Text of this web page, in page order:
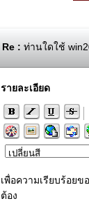
Re : ท่านใดใช้
รายละเอียด
เพื่อความเรียบร้อย
ต้อง